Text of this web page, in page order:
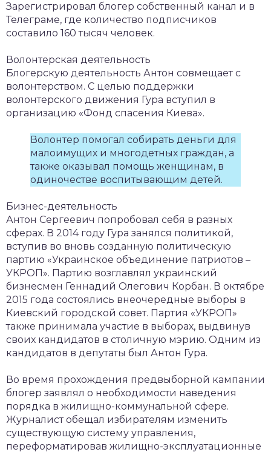
Зарегистрировал блогер собственный канал и в
Телеграме, где количество подписчиков
составило 160 тысяч человек.
Волонтерская деятельность
Блогерскую деятельность Антон совмещает с
волонтерством. С целью поддержки
волонтерского движения Гура вступил в
организацию «Фонд спасения Киева».
Волонтер помогал собирать деньги для
малоимущих и многодетных граждан, а
также оказывал помощь женщинам, в
одиночестве воспитывающим детей.
Бизнес-деятельность
Антон Сергеевич попробовал себя в разных
сферах. В 2014 году Гура занялся политикой,
вступив во вновь созданную политическую
партию «Украинское объединение патриотов –
УКРОП». Партию возглавлял украинский
бизнесмен Геннадий Олегович Корбан. В октябре
2015 года состоялись внеочередные выборы в
Киевский городской совет. Партия «УКРОП»
также принимала участие в выборах, выдвинув
своих кандидатов в столичную мэрию. Одним из
кандидатов в депутаты был Антон Гура.
Во время прохождения предвыборной кампании
блогер заявлял о необходимости наведения
порядка в жилищно-коммунальной сфере.
Журналист обещал избирателям изменить
существующую систему управления,
переформатировав жилищно-эксплуатационные